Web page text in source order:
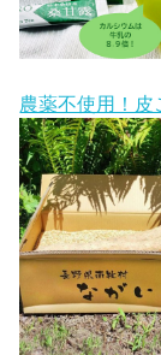
農薬不使用！